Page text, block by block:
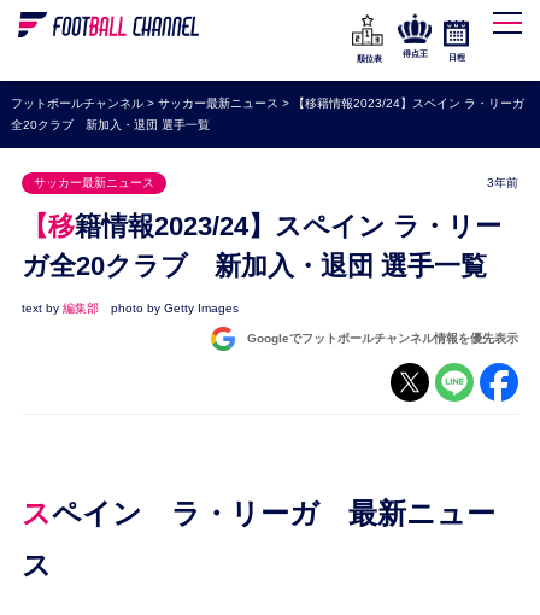
WEリーグ
海外サッカー
プレミアリーグ
ラ・リーガ
セリエA
ブンデスリーガ
UEFA
ナショナルチーム
順位表
得点王 日程
フットボールチャンネル> サッカー最新ニュース >
【移籍情報2023/24】スペイン ラ・リーガ
全20クラブ 新加入・退団 選手一覧
サッカー最新ニュース 3年前
【移籍情報2023/24】スペイン ラ・リー
ガ全20クラブ 新加入・退団 選手一覧
text by 編集部 photo by Getty Images
Googleでフットボールチャンネル情報を優先表示
スペイン ラ・リーガ 最新ニュー
ス